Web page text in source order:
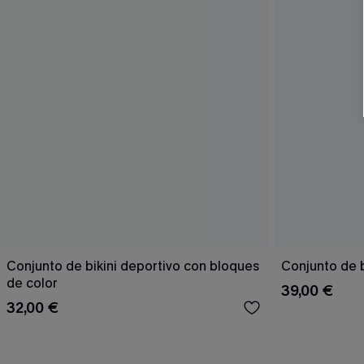
Conjunto de bikini deportivo con bloques
de color
32,00 €
Conjunto de
39,00 €